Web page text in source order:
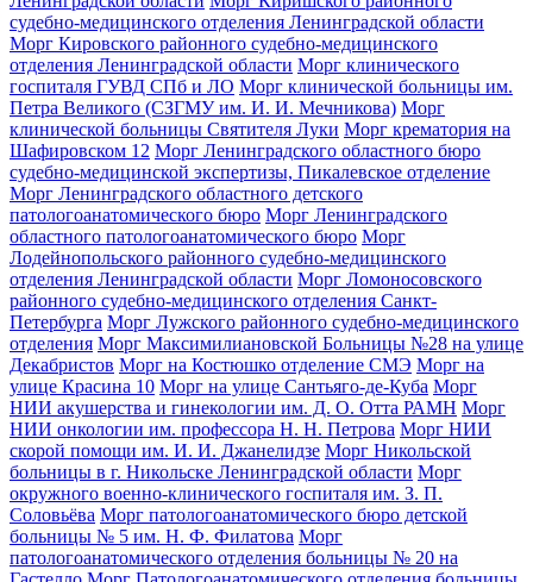
судебно-медицинского отделения Ленинградской области
Морг Кировского районного судебно-медицинского
отделения Ленинградской области Морг клинического
госпиталя ГУВД СПб и ЛО Морг клинической больницы им.
Петра Великого (СЗГМУ им. И. И. Мечникова) Морг
клинической больницы Святителя Луки Морг крематория на
Шафировском 12 Морг Ленинградского областного бюро
судебно-медицинской экспертизы, Пикалевское отделение
Морг Ленинградского областного детского
патологоанатомического бюро Морг Ленинградского
областного патологоанатомического бюро Морг
Лодейнопольского районного судебно-медицинского
отделения Ленинградской области Морг Ломоносовского
районного судебно-медицинского отделения Санкт-
Петербурга Морг Лужского районного судебно-медицинского
отделения Морг Максимилиановской Больницы №28 на улице
Декабристов Морг на Костюшко отделение СМЭ Морг на
улице Красина 10 Морг на улице Сантьяго-де-Куба Морг
НИИ акушерства и гинекологии им. Д. О. Отта РАМН Морг
НИИ онкологии им. профессора Н. Н. Петрова Морг НИИ
скорой помощи им. И. И. Джанелидзе Морг Никольской
больницы в г. Никольске Ленинградской области Морг
окружного военно-клинического госпиталя им. З. П.
Соловьёва Морг патологоанатомического бюро детской
больницы № 5 им. Н. Ф. Филатова Морг
патологоанатомического отделения больницы № 20 на